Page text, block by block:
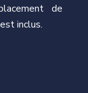
de
inclus.